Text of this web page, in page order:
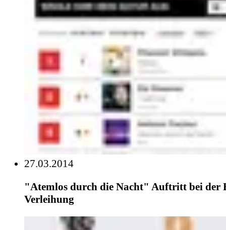
27.03.2014
"Atemlos durch die Nacht" Auftritt bei der
Verleihung